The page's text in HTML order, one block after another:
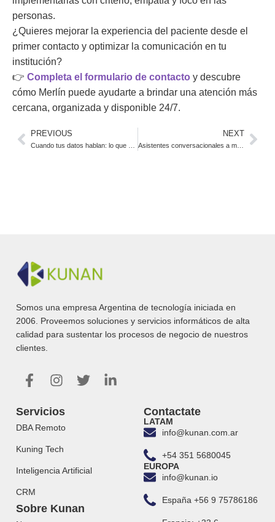
personas.
¿Quieres mejorar la experiencia del paciente desde el
primer contacto y optimizar la comunicación en tu
institución?
👉 Completa el formulario de contacto y descubre
cómo Merlín puede ayudarte a brindar una atención más
cercana, organizada y disponible 24/7.
PREVIOUS NEXT
Asistentes conversacionales a medida para cooperativas: eficiencia operativa y cercanía
Somos una empresa Argentina de tecnología iniciada en
2006. Proveemos soluciones y servicios informáticos de alta
calidad para sustentar los procesos de negocio de nuestros
clientes.
Servicios
DBA Remoto
Kuning Tech
Inteligencia Artificial
CRM
Sobre Kunan
Contactate
LATAM
info@kunan.com.ar
+54 351 5680045
EUROPA
info@kunan.io
España +56 9 75786186